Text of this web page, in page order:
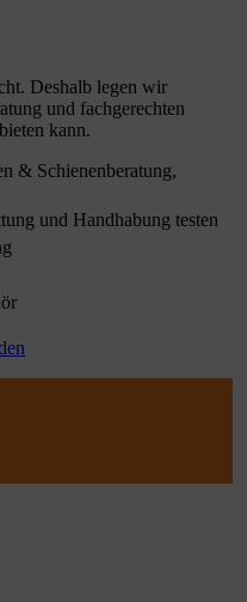
Deshalb legen wir
und fachgerechten
kann.
& Schienenberatung,
und Handhabung testen